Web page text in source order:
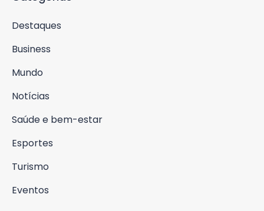
Destaques
Business
Mundo
Notícias
Saúde e bem-estar
Esportes
Turismo
Eventos